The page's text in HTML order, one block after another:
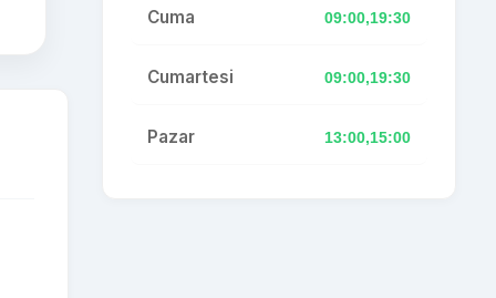
Cuma 09:00,19:30
Cumartesi 09:00,19:30
Pazar 13:00,15:00